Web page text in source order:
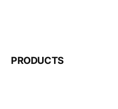
PRODUCTS